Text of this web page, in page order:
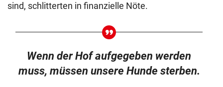
sind, schlitterten in finanzielle Nöte.
Wenn der Hof aufgegeben werden
muss, müssen unsere Hunde sterben.